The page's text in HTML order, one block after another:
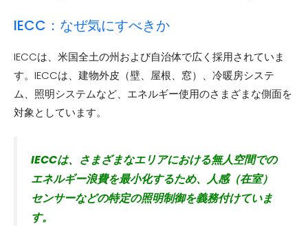
IECC：なぜ気にすべきか
IECCは、米国全土の州および自治体で広く採用されていま
す。IECCは、建物外皮（壁、屋根、窓）、冷暖房システ
ム、照明システムなど、エネルギー使用のさまざまな側面を
対象としています。
IECCは、さまざまなエリアにおける無人空間での
エネルギー浪費を最小化するため、人感（在室）
センサーなどの特定の照明制御を義務付けていま
す。